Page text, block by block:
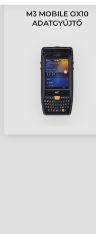
M3 MOBILE OX10
ADATGYŰJTŐ